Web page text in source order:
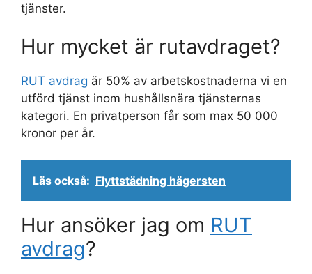
tjänster.
Hur mycket är rutavdraget?
RUT avdrag är 50% av arbetskostnaderna vi en
utförd tjänst inom hushållsnära tjänsternas
kategori. En privatperson får som max 50 000
kronor per år.
Läs också: Flyttstädning hägersten
Hur ansöker jag om RUT
avdrag?